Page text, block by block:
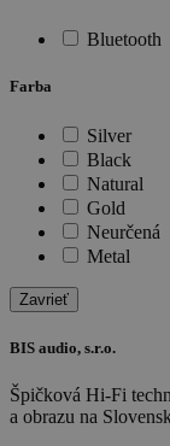
Bluetooth
Farba
Silver
Black
Natural
Gold
Neurčená
Metal
Zavrieť
BIS audio, s.r.o.
Špičková Hi-Fi
a obrazu na